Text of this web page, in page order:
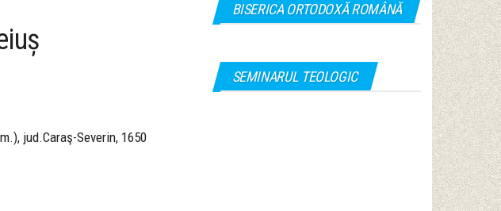
jud.Caraş-Severin, 1650
BISERICA ORTODOXĂ ROMÂNĂ
SEMINARUL TEOLOGIC